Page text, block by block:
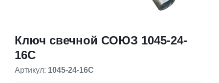
Ключ свечной СОЮЗ 1045-24-
16С
Артикул: 1045-24-16С